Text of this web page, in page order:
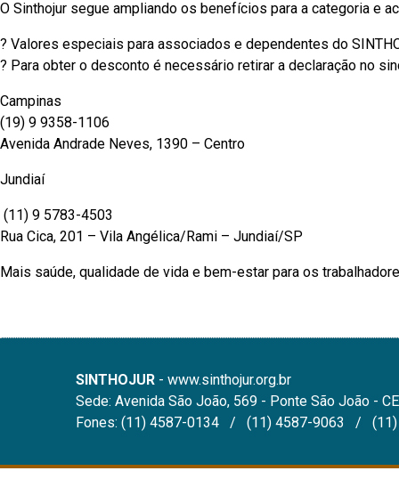
O Sinthojur segue ampliando os benefícios para a categoria e
? Valores especiais para associados e dependentes do
? Para obter o desconto é necessário retirar a declaração no
Campinas
(19) 9 9358-1106
Avenida Andrade Neves, 1390 – Centro
Jundiaí
(11) 9 5783-4503
Rua Cica, 201 – Vila Angélica/Rami – Jundiaí/SP
Mais saúde, qualidade de vida e bem-estar para os
SINTHOJUR - www.sinthojur.org.br
Sede: Avenida São João, 569 - Ponte São João -
Fones: (11) 4587-0134 / (11) 4587-9063 /